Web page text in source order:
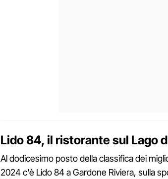
Lido 84, il ristorante sul Lago
Al dodicesimo posto della classifica dei
2024 c'è Lido 84 a Gardone Riviera, sulla